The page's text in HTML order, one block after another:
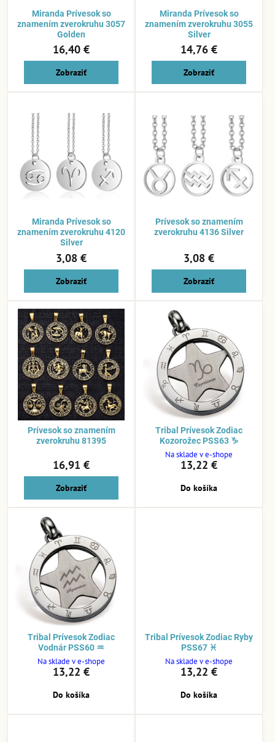
Miranda Prívesok so
znamením zverokruhu 3057
Golden
16,40 €
Zobraziť
Miranda Prívesok so
znamením zverokruhu 3055
Silver
14,76 €
Zobraziť
Miranda Prívesok so
znamením zverokruhu 4120
Silver
3,08 €
Zobraziť
Prívesok so znamením
zverokruhu 4136 Silver
3,08 €
Zobraziť
Prívesok so znamením
zverokruhu 81395
16,91 €
Zobraziť
Tribal Prívesok Zodiac
Kozorožec PSS63 ♑
Na sklade v e-shope
13,22 €
Do košíka
Tribal Prívesok Zodiac
Vodnár PSS60 ♒
Na sklade v e-shope
13,22 €
Do košíka
Tribal Prívesok Zodiac Ryby
PSS67 ♓
Na sklade v e-shope
13,22 €
Do košíka